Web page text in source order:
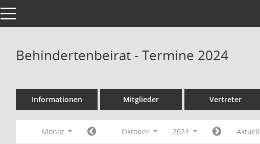
Toggle navigation
Behindertenbeirat - Termine 2024
Informationen Mitglieder Vertreter
Monat Oktober 2024 Aktuell